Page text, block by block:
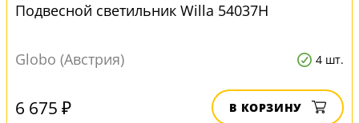
Подвесной светильник Willa 54037H
Globo (Австрия) 4 шт.
6 675 ₽ В КОРЗИНУ